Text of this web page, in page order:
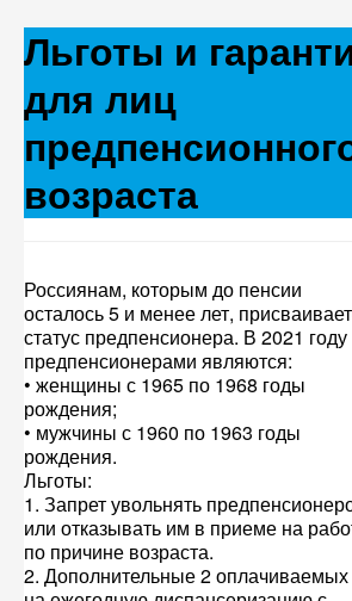
Льготы и
для лиц
возраста
Россиянам, которым до пенсии
осталось 5 и менее лет,
статус предпенсионера. В 2021 году
предпенсионерами являются:
• женщины с 1965 по 1968 годы
рождения;
• мужчины с 1960 по 1963 годы
рождения.
Льготы:
1. Запрет увольнять
или отказывать им в приеме на
по причине возраста.
2. Дополнительные 2 оплачиваемых